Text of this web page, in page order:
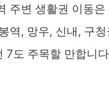
주변 생활권 이동
역, 망우, 신내, 구
7도 주목할 만합니